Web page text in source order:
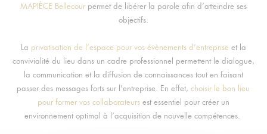
MAPIÈCE Bellecourpermet de libérer la parole afin d’atteindre ses
objectifs.
La privatisation de l’espace pour vos évènements d’entreprise et la
convivialité du lieu dans un cadre professionnel permettent le dialogue,
la communication et la diffusion de connaissances tout en faisant
passer des messages forts sur l’entreprise. En effet,choisir le bon lieu
pour former vos collaborateursest essentiel pour créer un
environnement optimal à l’acquisition de nouvelle compétences.